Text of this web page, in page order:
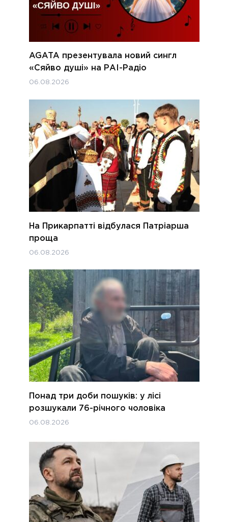
AGATA презентувала новий сингл
«Сяйво душі» на РАІ-Радіо
06.08.2026
На Прикарпатті відбулася Патріарша
проща
06.08.2026
Понад три доби пошуків: у лісі
розшукали 76-річного чоловіка
06.08.2026